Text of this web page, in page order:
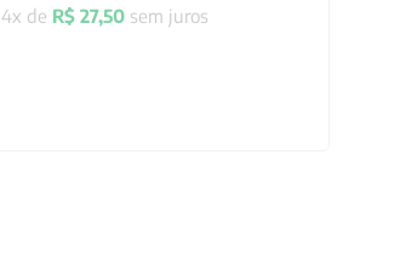
4x de R$ 27,50sem juros